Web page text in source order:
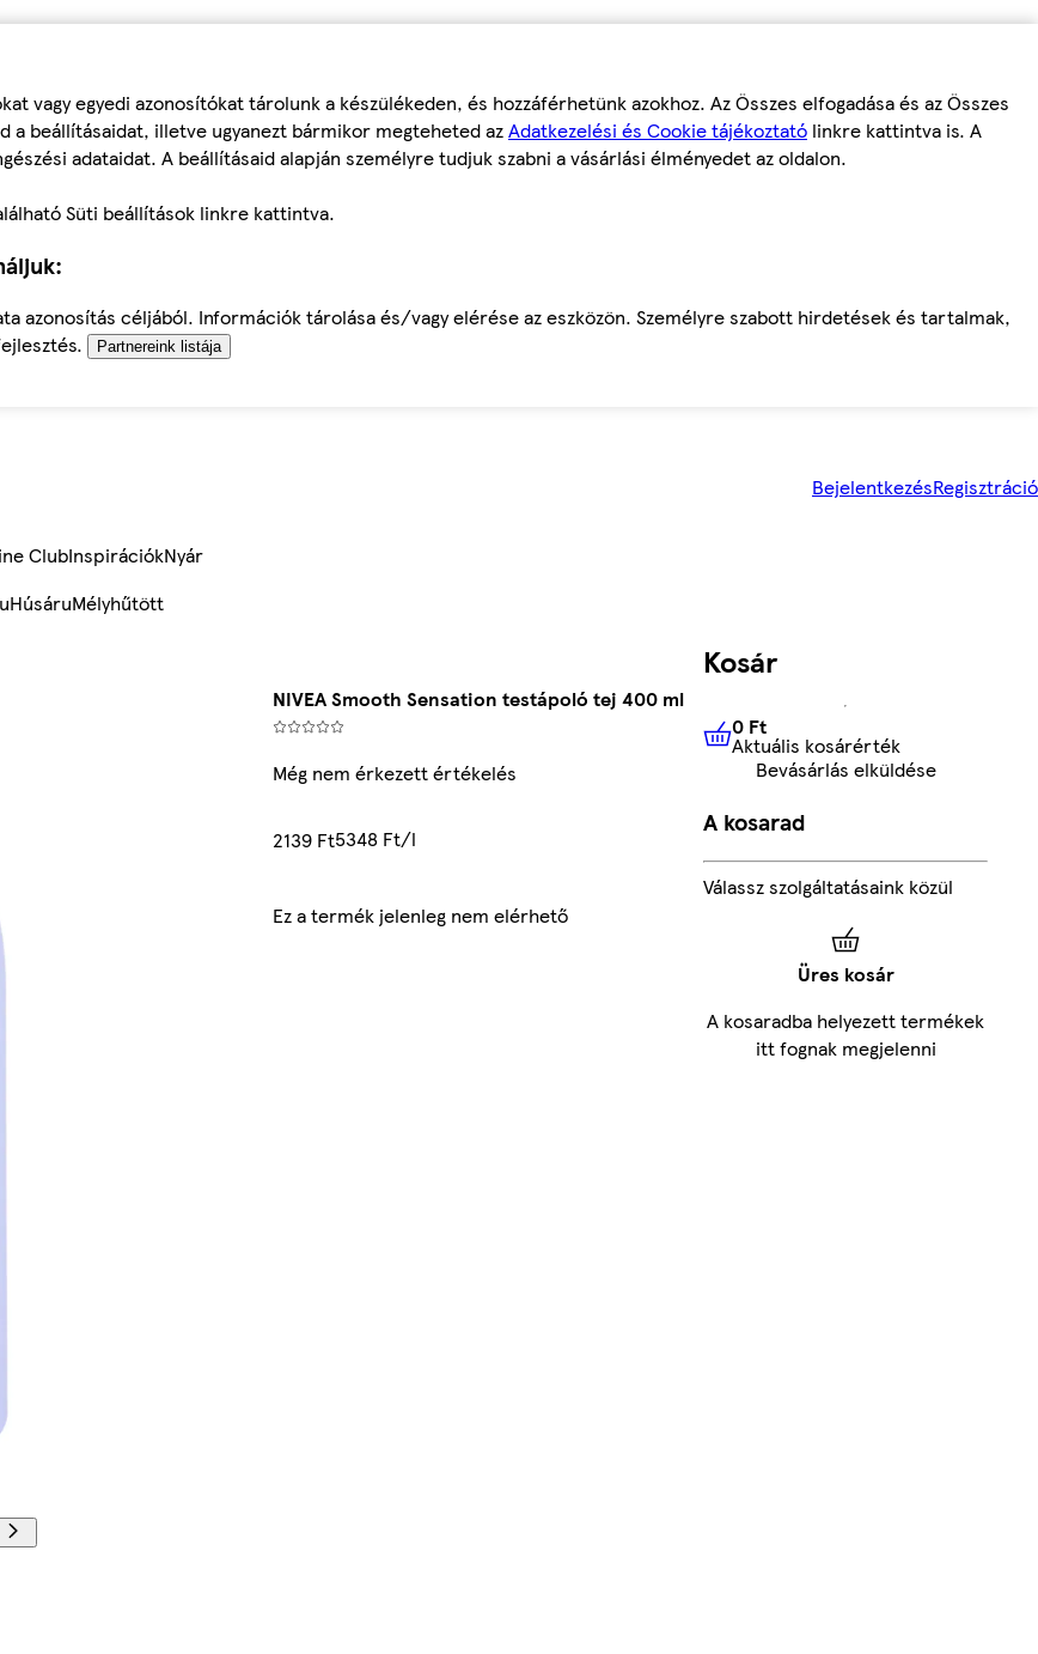
vagy egyedi azonosítókat tárolunk a készülékeden, és hozzáférhetünk azokhoz. Az Összes elfogadása és az Összes
a beállításaidat, illetve ugyanezt bármikor megteheted azAdatkezelési és Cookie tájékoztató linkre kattintva is. A
adataidat. A beállításaid alapján személyre tudjuk szabni a vásárlási élményedet az oldalon.
Süti beállítások linkre kattintva.
azonosítás céljából. Információk tárolása és/vagy elérése az eszközön. Személyre szabott hirdetések és tartalmak,
Partnereink listája
BejelentkezésRegisztráció
ClubInspirációkNyár
HúsáruMélyhűtött
NIVEA Smooth Sensation testápoló tej 400 ml
Még nem érkezett értékelés
2139 Ft5348 Ft/l
Ez a termék jelenleg nem elérhető
Kosár
0 FtAktuális kosárérték
0 Ft
Aktuális kosárérték
Bevásárlás elküldése
A kosarad
Válassz szolgáltatásaink közül
Üres kosár
A kosaradba helyezett termékek
itt fognak megjelenni